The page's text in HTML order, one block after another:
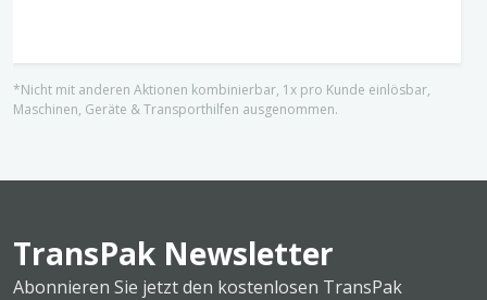
*Nicht mit anderen Aktionen kombinierbar, 1x pro Kunde einlösbar,
Maschinen, Geräte & Transporthilfen ausgenommen.
TransPak Newsletter
Abonnieren Sie jetzt den kostenlosen TransPak